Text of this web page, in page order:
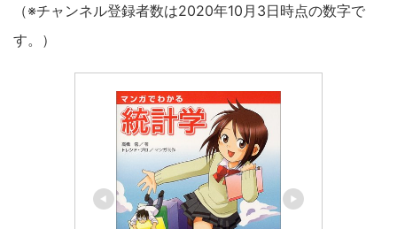
（※チャンネル登録者数は2020年10月3日時点の数字で
す。）